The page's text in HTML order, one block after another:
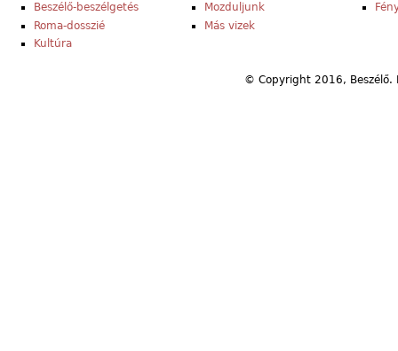
Beszélő-beszélgetés
Roma-dosszié
Kultúra
Mozduljunk
Más vizek
© Copyright 2016,